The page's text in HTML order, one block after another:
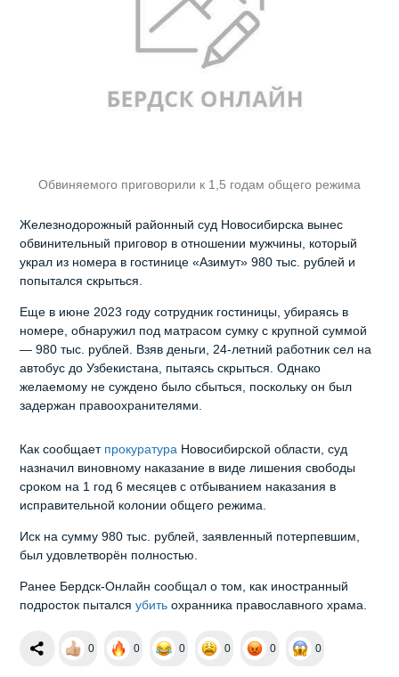
Обвиняемого приговорили к 1,5 годам общего режима
Железнодорожный районный суд Новосибирска вынес
обвинительный приговор в отношении мужчины, который
украл из номера в гостинице «Азимут» 980 тыс. рублей и
попытался скрыться.
Еще в июне 2023 году сотрудник гостиницы, убираясь в
номере, обнаружил под матрасом сумку с крупной суммой
— 980 тыс. рублей. Взяв деньги, 24-летний работник сел на
автобус до Узбекистана, пытаясь скрыться. Однако
желаемому не суждено было сбыться, поскольку он был
задержан правоохранителями.
Как сообщает прокуратура Новосибирской области, суд
назначил виновному наказание в виде лишения свободы
сроком на 1 год 6 месяцев с отбыванием наказания в
исправительной колонии общего режима.
Иск на сумму 980 тыс. рублей, заявленный потерпевшим,
был удовлетворён полностью.
Ранее Бердск-Онлайн сообщал о том, как иностранный
подросток пыталсяубить охранника православного храма.
0 0 0 0 0 0